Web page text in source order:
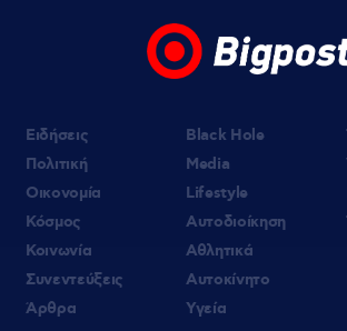
Ειδήσεις
Πολιτική
Οικονομία
Κόσμος
Κοινωνία
Συνεντεύξεις
Άρθρα
Black Hole
Media
Lifestyle
Αυτοδιοίκηση
Αθλητικά
Αυτοκίνητο
Υγεία